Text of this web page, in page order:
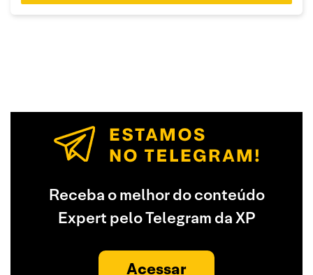
Receba o melhor do conteúdo
Expert pelo Telegram da XP
Acessar